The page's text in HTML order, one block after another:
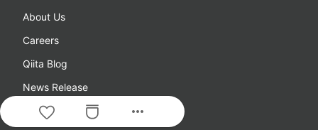
more_horiz
About Us
Careers
Qiita Blog
News Release